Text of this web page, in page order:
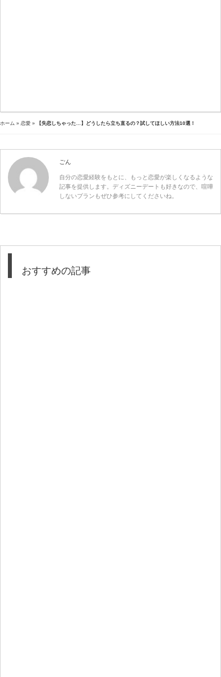
ホーム » 恋愛 » 【失恋しちゃった…】どうしたら立ち直るの？試してほしい方法10選！
ごん
自分の恋愛経験をもとに、もっと恋愛が楽しくなるような
記事を提供します。ディズニーデートも好きなので、喧嘩
しないプランもぜひ参考にしてくださいね。
おすすめの記事